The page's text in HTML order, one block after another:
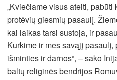
„Kviečiame visus ateiti, pabūti
protėvių giesmių pasaulį.
kai laikas tarsi sustoja, ir
Kurkime ir mes savąjį
išminties ir darnos“, – sako
baltų religinės bendrijos